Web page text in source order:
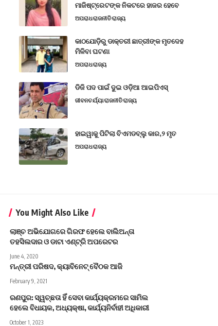
ମାଜିଷ୍ଟ୍ରେଟଙ୍କ ନିକଟରେ ହାଜର ହେବେ
ଅପରାଧରାଜନୀତିରାଜ୍ୟ
କାଠଯୋଡ଼ିରୁ ଡାକ୍ତରୀ ଛାତ୍ରୀଙ୍କ ମୃତଦେହ
ମିଳିବା ଘଟଣା
ଅପରାଧରାଜ୍ୟ
ଡିଜି ପଦ ପାଇଁ ଦୁଇ ଓଡ଼ିଆ ଆଇପିଏସ୍
ଜୀବନଚର୍ଯ୍ୟାରାଜନୀତିରାଜ୍ୟ
ହାଇୱାକୁ ପିଟିଲା ବିଏମଡବ୍ଲୁ କାର,୨ ମୃତ
ଅପରାଧରାଜ୍ୟ
You Might Also Like
ଲାଞ୍ଚ ଅଭିଯୋଗରେ ଗିରଫ ହେଲେ ବାଲିଅନ୍ତା
ତହସିଲଦାର ଓ ଡାଟା ଏଣ୍ଟ୍ରି ଅପରେଟର
June 4, 2020
ମନ୍ତ୍ରୀ ପରିଷଦ, କ୍ୟାବିନେଟ୍‌ ବୈଠକ ଆଜି
February 9, 2021
ରଣପୁର: ସ୍ୱଚ୍ଛତା ହିଁ ସେବା କାର୍ଯ୍ୟକ୍ରମରେ ସାମିଲ
ହେଲେ ବିଧାୟକ, ଅଧ୍ୟକ୍ଷା, କାର୍ଯ୍ୟନିର୍ବାହୀ ଅଧିକାରୀ
October 1, 2023